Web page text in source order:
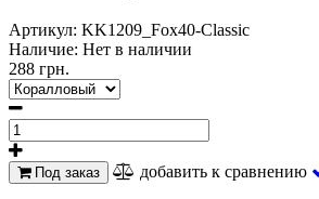
Артикул: KK1209_Fox40-Classic
Наличие: Нет в наличии
288 грн.
Под заказ добавить к сравнению